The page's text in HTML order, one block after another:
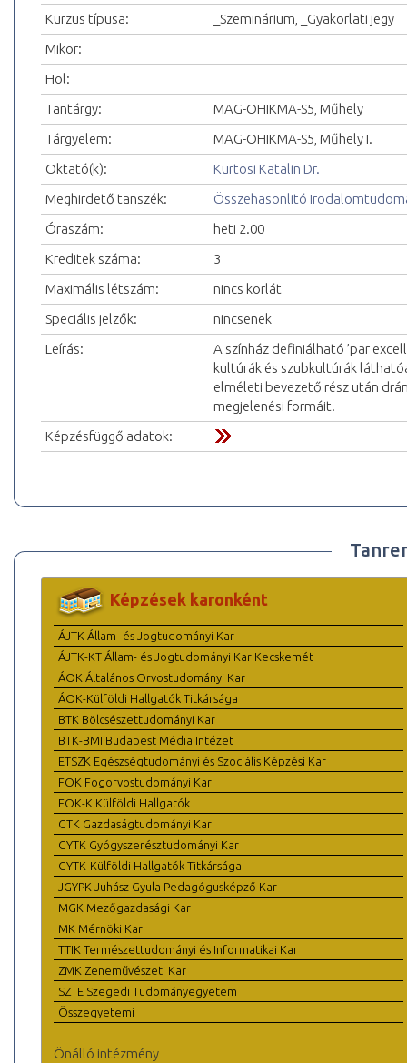
Kurzus típusa:
_Szeminárium, _Gyakorlati jegy
Mikor:
Hol:
Tantárgy:
MAG-OHIKMA-S5, Műhely
Tárgyelem:
MAG-OHIKMA-S5, Műhely I.
Oktató(k):
Kürtösi Katalin Dr.
Meghirdető tanszék:
Összehasonlitó
Óraszám:
heti 2.00
Kreditek száma:
3
Maximális létszám:
nincs korlát
Speciális jelzők:
nincsenek
Leírás:
A színház definiálható ’par
kultúrák és szubkultúrák
elméleti bevezető rész után
megjelenési formáit.
Képzésfüggő adatok:
Képzések karonként
ÁJTK Állam- és Jogtudományi Kar
ÁJTK-KT Állam- és Jogtudományi Kar Kecskemét
ÁOK Általános Orvostudományi Kar
ÁOK-Külföldi Hallgatók Titkársága
BTK Bölcsészettudományi Kar
BTK-BMI Budapest Média Intézet
ETSZK Egészségtudományi és Szociális Képzési Kar
FOK Fogorvostudományi Kar
FOK-K Külföldi Hallgatók
GTK Gazdaságtudományi Kar
GYTK Gyógyszerésztudományi Kar
GYTK-Külföldi Hallgatók Titkársága
JGYPK Juhász Gyula Pedagógusképző Kar
MGK Mezőgazdasági Kar
MK Mérnöki Kar
TTIK Természettudományi és Informatikai Kar
ZMK Zeneművészeti Kar
SZTE Szegedi Tudományegyetem
Összegyetemi
Önálló intézmény